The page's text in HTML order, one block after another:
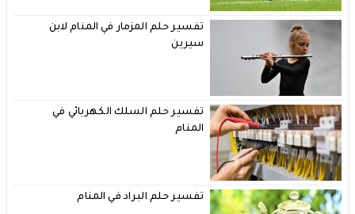
تفسير حلم المزمار في المنام لابن
سيرين
تفسير حلم السلك الكهربائي في
المنام
تفسير حلم البراد في المنام